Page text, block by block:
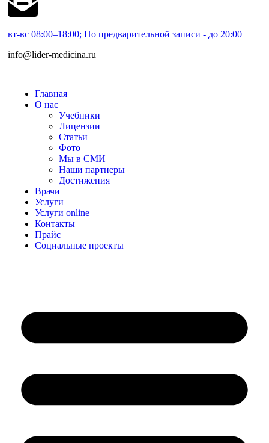
вт-вс 08:00–18:00; По предварительной записи - до 20:00
info@lider-medicina.ru
Главная
О нас
Учебники
Лицензии
Статьи
Фото
Мы в СМИ
Наши партнеры
Достижения
Врачи
Услуги
Услуги online
Контакты
Прайс
Социальные проекты